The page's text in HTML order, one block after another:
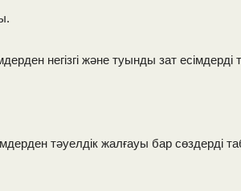
негізгі және туынды зат есімдерді
тәуелдік жалғауы бар сөздерді